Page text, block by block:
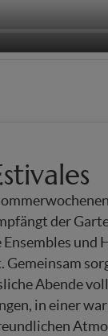
der
Ensembles und
Gemeinsam
Abende
in einer